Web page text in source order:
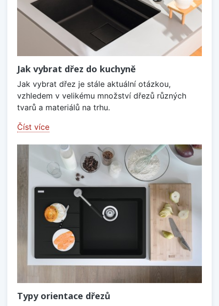
Jak vybrat dřez do kuchyně
Jak vybrat dřez je stále aktuální otázkou,
vzhledem v velikému množství dřezů různých
tvarů a materiálů na trhu.
Číst více
Typy orientace dřezů